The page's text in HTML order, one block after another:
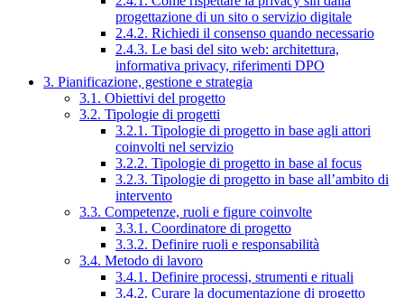
progettazione di un sito o servizio digitale
2.4.2. Richiedi il consenso quando necessario
2.4.3. Le basi del sito web: architettura,
informativa privacy, riferimenti DPO
3. Pianificazione, gestione e strategia
3.1. Obiettivi del progetto
3.2. Tipologie di progetti
3.2.1. Tipologie di progetto in base agli attori
coinvolti nel servizio
3.2.2. Tipologie di progetto in base al focus
3.2.3. Tipologie di progetto in base all’ambito di
intervento
3.3. Competenze, ruoli e figure coinvolte
3.3.1. Coordinatore di progetto
3.3.2. Definire ruoli e responsabilità
3.4. Metodo di lavoro
3.4.1. Definire processi, strumenti e rituali
3.4.2. Curare la documentazione di progetto